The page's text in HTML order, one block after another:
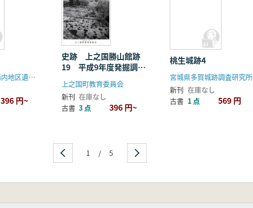
東京造形大学構内地区遺跡調査会
396 円~
史跡 上之国勝山館跡
19 平成9年度発掘調査
環境整備事業概報
上之国町教育委員会
新刊 在庫なし
古書 3 点 396 円~
桃生城跡4
宮城県多賀城跡調査研究所
新刊 在庫なし
古書 1 点 569 円
1 / 5